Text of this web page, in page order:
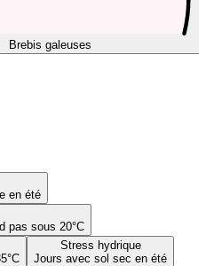
Brebis galeuses
en été
pas sous 20°C
Stress hydrique
Jours avec sol sec en été